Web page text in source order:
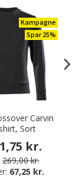
Kampagne
Spar 25%
Carvin
Sort
kr.
269,00 kr.
67,25 kr.